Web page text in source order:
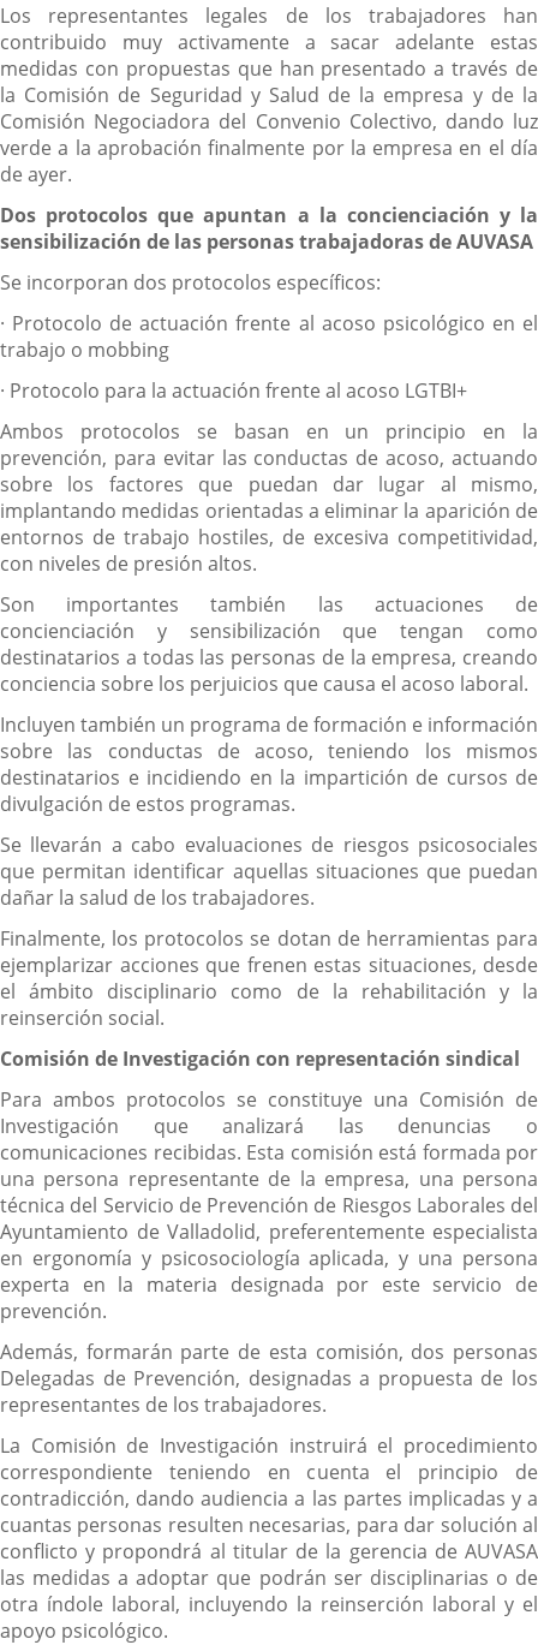
Los representantes legales de los trabajadores han
contribuido muy activamente a sacar adelante estas
medidas con propuestas que han presentado a través de
la Comisión de Seguridad y Salud de la empresa y de la
Comisión Negociadora del Convenio Colectivo, dando luz
verde a la aprobación finalmente por la empresa en el día
de ayer.
Dos protocolos que apuntan a la concienciación y la
sensibilización de las personas trabajadoras de AUVASA
Se incorporan dos protocolos específicos:
· Protocolo de actuación frente al acoso psicológico en el
trabajo o mobbing
· Protocolo para la actuación frente al acoso LGTBI+
Ambos protocolos se basan en un principio en la
prevención, para evitar las conductas de acoso, actuando
sobre los factores que puedan dar lugar al mismo,
implantando medidas orientadas a eliminar la aparición de
entornos de trabajo hostiles, de excesiva competitividad,
con niveles de presión altos.
Son importantes también las actuaciones de
concienciación y sensibilización que tengan como
destinatarios a todas las personas de la empresa, creando
conciencia sobre los perjuicios que causa el acoso laboral.
Incluyen también un programa de formación e información
sobre las conductas de acoso, teniendo los mismos
destinatarios e incidiendo en la impartición de cursos de
divulgación de estos programas.
Se llevarán a cabo evaluaciones de riesgos psicosociales
que permitan identificar aquellas situaciones que puedan
dañar la salud de los trabajadores.
Finalmente, los protocolos se dotan de herramientas para
ejemplarizar acciones que frenen estas situaciones, desde
el ámbito disciplinario como de la rehabilitación y la
reinserción social.
Comisión de Investigación con representación sindical
Para ambos protocolos se constituye una Comisión de
Investigación que analizará las denuncias o
comunicaciones recibidas. Esta comisión está formada por
una persona representante de la empresa, una persona
técnica del Servicio de Prevención de Riesgos Laborales del
Ayuntamiento de Valladolid, preferentemente especialista
en ergonomía y psicosociología aplicada, y una persona
experta en la materia designada por este servicio de
prevención.
Además, formarán parte de esta comisión, dos personas
Delegadas de Prevención, designadas a propuesta de los
representantes de los trabajadores.
La Comisión de Investigación instruirá el procedimiento
correspondiente teniendo en cuenta el principio de
contradicción, dando audiencia a las partes implicadas y a
cuantas personas resulten necesarias, para dar solución al
conflicto y propondrá al titular de la gerencia de AUVASA
las medidas a adoptar que podrán ser disciplinarias o de
otra índole laboral, incluyendo la reinserción laboral y el
apoyo psicológico.